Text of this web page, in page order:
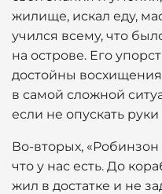
жилище, искал еду,
учился всему, что
на острове. Его
достойны
в самой сложной
если не опускать
Во-вторых, «Робинзон
что у нас есть. До
жил в достатке и не